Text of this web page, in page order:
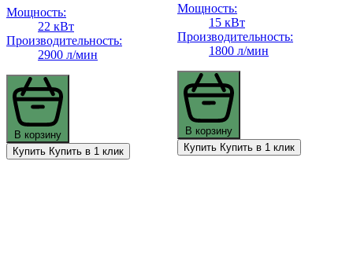
Мощность:
22 кВт
Производительность:
2900 л/мин
В корзину
Купить Купить в 1 клик
Мощность:
15 кВт
Производительность:
1800 л/мин
В корзину
Купить Купить в 1 клик